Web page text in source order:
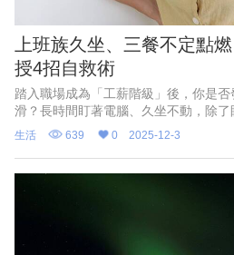
上班族久坐、三餐不定點
授4招自救術
踏入職場成為「工薪階級」後，你是
滑？長時間盯著電腦、久坐不動，除
和代謝變差等問題更是如影隨形。近日
族必學的「改善體質秘笈」，鼓勵大
偷」起來走動，文章曝光後立刻引爆
生活 639 0 2025-12-3